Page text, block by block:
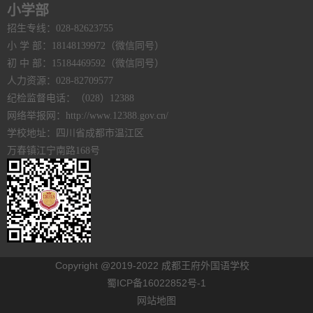
小学部
招生专线：028-82623755
小 学 部：18148139972（微信同号）
初 中 部：15184469592（微信同号）
人力资源：028-82709577
纪检监督电话：（028）12388
网络举报网：http://www.12388.gov.cn/
学校地址：四川省成都市温江区
万春镇江宁南路168号
Copyright @2019-2022 成都王府外国语学校
蜀ICP备16022852号-1
网站地图